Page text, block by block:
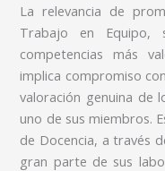
La relevancia de
Trabajo en
competencias más
implica compromiso
valoración genuina de
uno de sus miembros.
de Docencia, a través
gran parte de sus